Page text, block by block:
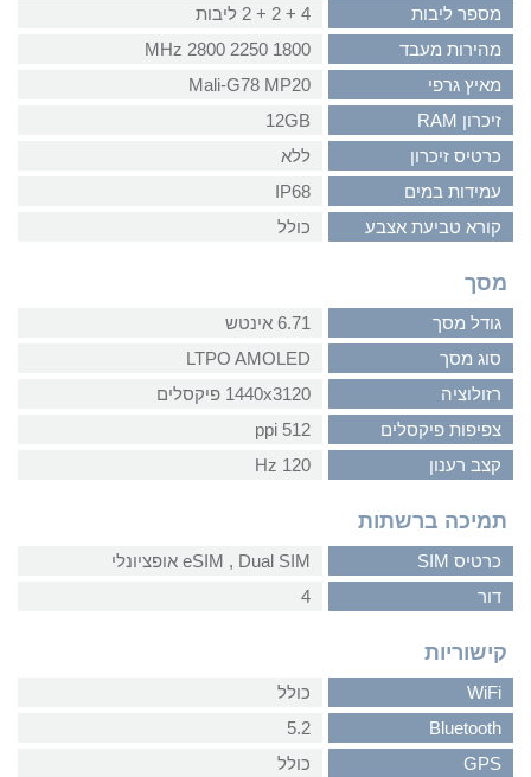
מספר ליבות
4 + 2 + 2 ליבות
מהירות מעבד
1800 2250 2800 MHz
מאיץ גרפי
Mali-G78 MP20
זיכרון RAM
12GB
כרטיס זיכרון
ללא
עמידות במים
IP68
קורא טביעת אצבע
כולל
מסך
גודל מסך
6.71 אינטש
סוג מסך
LTPO AMOLED
רזולוציה
1440x3120 פיקסלים
צפיפות פיקסלים
512 ppi
קצב רענון
120 Hz
תמיכה ברשתות
כרטיס SIM
Dual SIM‏ , ‏eSIM אופציונלי
דור
4
קישוריות
WiFi
כולל
Bluetooth
5.2
GPS
כולל